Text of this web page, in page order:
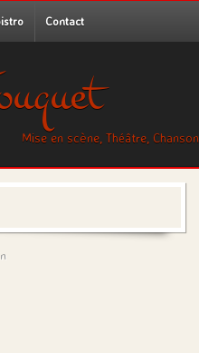
Contact
Mise en scène, Théâtre, Chanson